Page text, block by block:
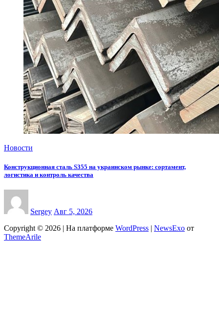
Новости
Конструкционная сталь S355 на украинском рынке: сортамент,
логистика и контроль качества
Sergey Авг 5, 2026
Copyright © 2026 | На платформе WordPress NewsExo от
ThemeArile